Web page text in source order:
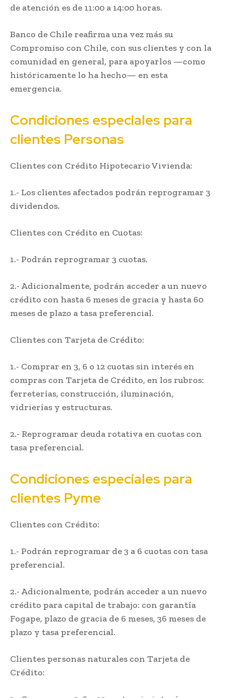
de atención es de 11:00 a 14:00 horas.
Banco de Chile reafirma una vez más su
Compromiso con Chile, con sus clientes y con la
comunidad en general, para apoyarlos —como
históricamente lo ha hecho— en esta
emergencia.
Condiciones especiales para
clientes Personas
Clientes con Crédito Hipotecario Vivienda:
1.- Los clientes afectados podrán reprogramar 3
dividendos.
Clientes con Crédito en Cuotas:
1.- Podrán reprogramar 3 cuotas.
2.- Adicionalmente, podrán acceder a un nuevo
crédito con hasta 6 meses de gracia y hasta 60
meses de plazo a tasa preferencial.
Clientes con Tarjeta de Crédito:
1.- Comprar en 3, 6 o 12 cuotas sin interés en
compras con Tarjeta de Crédito, en los rubros:
ferreterías, construcción, iluminación,
vidrierías y estructuras.
2.- Reprogramar deuda rotativa en cuotas con
tasa preferencial.
Condiciones especiales para
clientes Pyme
Clientes con Crédito:
1.- Podrán reprogramar de 3 a 6 cuotas con tasa
preferencial.
2.- Adicionalmente, podrán acceder a un nuevo
crédito para capital de trabajo: con garantía
Fogape, plazo de gracia de 6 meses, 36 meses de
plazo y tasa preferencial.
Clientes personas naturales con Tarjeta de
Crédito: